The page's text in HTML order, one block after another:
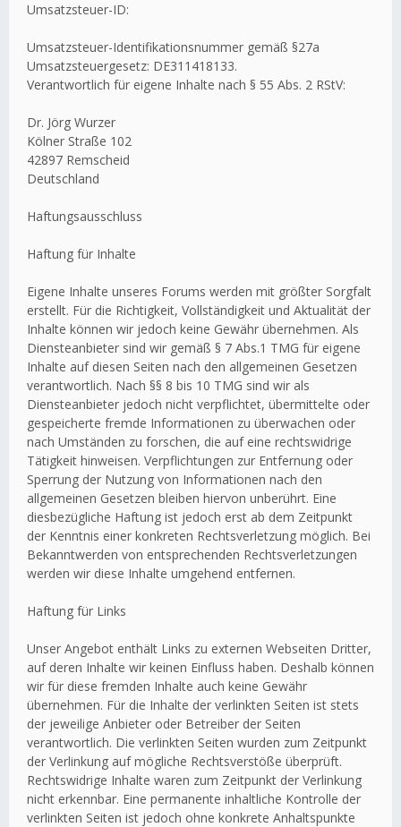
Umsatzsteuer-ID:
Umsatzsteuer-Identifikationsnummer gemäß §27a
Umsatzsteuergesetz: DE311418133.
Verantwortlich für eigene Inhalte nach § 55 Abs. 2 RStV:
Dr. Jörg Wurzer
Kölner Straße 102
42897 Remscheid
Deutschland
Haftungsausschluss
Haftung für Inhalte
Eigene Inhalte unseres Forums werden mit größter Sorgfalt
erstellt. Für die Richtigkeit, Vollständigkeit und Aktualität der
Inhalte können wir jedoch keine Gewähr übernehmen. Als
Diensteanbieter sind wir gemäß § 7 Abs.1 TMG für eigene
Inhalte auf diesen Seiten nach den allgemeinen Gesetzen
verantwortlich. Nach §§ 8 bis 10 TMG sind wir als
Diensteanbieter jedoch nicht verpflichtet, übermittelte oder
gespeicherte fremde Informationen zu überwachen oder
nach Umständen zu forschen, die auf eine rechtswidrige
Tätigkeit hinweisen. Verpflichtungen zur Entfernung oder
Sperrung der Nutzung von Informationen nach den
allgemeinen Gesetzen bleiben hiervon unberührt. Eine
diesbezügliche Haftung ist jedoch erst ab dem Zeitpunkt
der Kenntnis einer konkreten Rechtsverletzung möglich. Bei
Bekanntwerden von entsprechenden Rechtsverletzungen
werden wir diese Inhalte umgehend entfernen.
Haftung für Links
Unser Angebot enthält Links zu externen Webseiten Dritter,
auf deren Inhalte wir keinen Einfluss haben. Deshalb können
wir für diese fremden Inhalte auch keine Gewähr
übernehmen. Für die Inhalte der verlinkten Seiten ist stets
der jeweilige Anbieter oder Betreiber der Seiten
verantwortlich. Die verlinkten Seiten wurden zum Zeitpunkt
der Verlinkung auf mögliche Rechtsverstöße überprüft.
Rechtswidrige Inhalte waren zum Zeitpunkt der Verlinkung
nicht erkennbar. Eine permanente inhaltliche Kontrolle der
verlinkten Seiten ist jedoch ohne konkrete Anhaltspunkte